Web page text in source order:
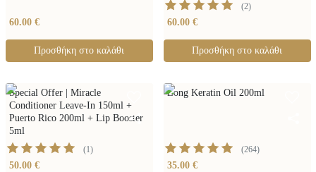
60.00 €
Προσθήκη στο καλάθι
(2)
60.00 €
Προσθήκη στο καλάθι
Special Offer | Miracle
Conditioner Leave-In 150ml +
Puerto Rico 200ml + Lip Booster
5ml
(1)
50.00 €
Long Keratin Oil 200ml
(264)
35.00 €